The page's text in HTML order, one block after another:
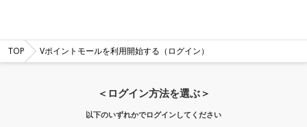
TOP Vポイントモールを利用開始する（ログイン）
＜ログイン方法を選ぶ＞
以下のいずれかでログインしてください